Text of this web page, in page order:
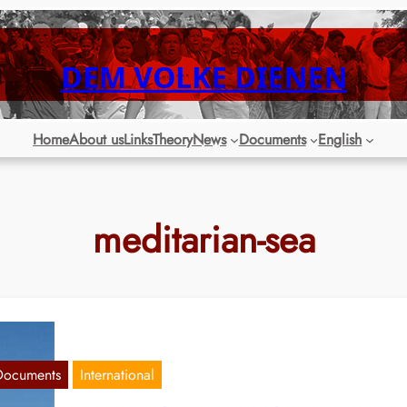
DEM VOLKE DIENEN
HomeAbout usLinksTheoryNews Documents English
meditarian-sea
International